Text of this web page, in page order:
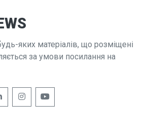
яких матеріалів, що розміщені
за умови посилання на